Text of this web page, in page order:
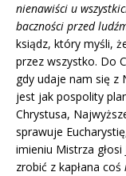
nienawiści u
baczności przed
ksiądz, który myśli,
przez wszystko. Do
gdy udaje nam się z
jest jak pospolity
Chrystusa,
sprawuje
imieniu Mistrza
zrobić z kapłana coś